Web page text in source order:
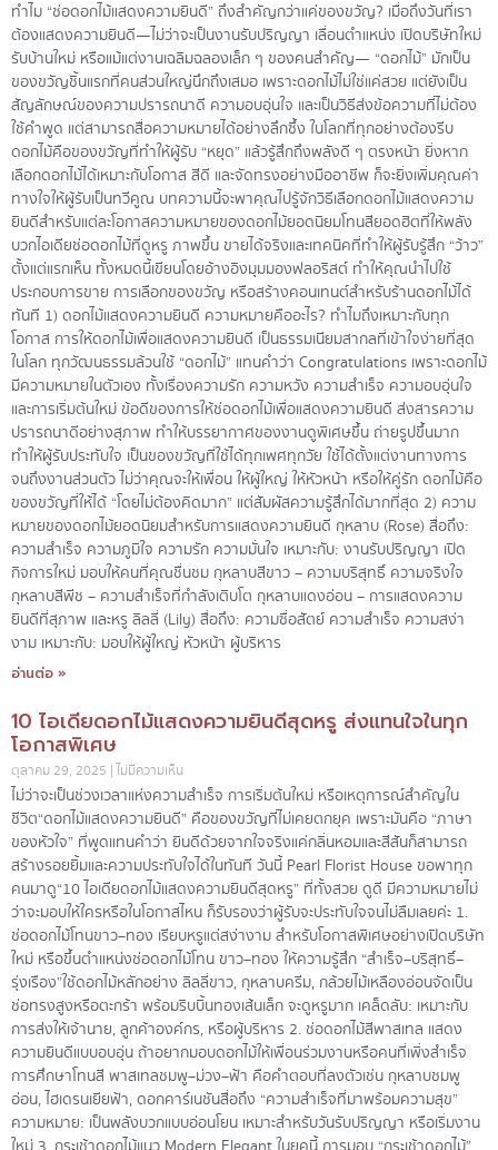
ทำไม “ช่อดอกไม้แสดงความยินดี” ถึงสำคัญกว่าแค่ของขวัญ? เมื่อถึงวันที่เรา
ต้องแสดงความยินดี—ไม่ว่าจะเป็นงานรับปริญญา เลื่อนตำแหน่ง เปิดบริษัทใหม่
รับบ้านใหม่ หรือแม้แต่งานเฉลิมฉลองเล็ก ๆ ของคนสำคัญ— “ดอกไม้” มักเป็น
ของขวัญชิ้นแรกที่คนส่วนใหญ่นึกถึงเสมอ เพราะดอกไม้ไม่ใช่แค่สวย แต่ยังเป็น
สัญลักษณ์ของความปรารถนาดี ความอบอุ่นใจ และเป็นวิธีส่งข้อความที่ไม่ต้อง
ใช้คำพูด แต่สามารถสื่อความหมายได้อย่างลึกซึ้ง ในโลกที่ทุกอย่างต้องรีบ
ดอกไม้คือของขวัญที่ทำให้ผู้รับ “หยุด” แล้วรู้สึกถึงพลังดี ๆ ตรงหน้า ยิ่งหาก
เลือกดอกไม้ได้เหมาะกับโอกาส สีดี และจัดทรงอย่างมืออาชีพ ก็จะยิ่งเพิ่มคุณค่า
ทางใจให้ผู้รับเป็นทวีคูณ บทความนี้จะพาคุณไปรู้จักวิธีเลือกดอกไม้แสดงความ
ยินดีสำหรับแต่ละโอกาสความหมายของดอกไม้ยอดนิยมโทนสียอดฮิตที่ให้พลัง
บวกไอเดียช่อดอกไม้ที่ดูหรู ภาพขึ้น ขายได้จริงและเทคนิคที่ทำให้ผู้รับรู้สึก “ว้าว”
ตั้งแต่แรกเห็น ทั้งหมดนี้เขียนโดยอ้างอิงมุมมองฟลอริสต์ ทำให้คุณนำไปใช้
ประกอบการขาย การเลือกของขวัญ หรือสร้างคอนเทนต์สำหรับร้านดอกไม้ได้
ทันที 1) ดอกไม้แสดงความยินดี ความหมายคืออะไร? ทำไมถึงเหมาะกับทุก
โอกาส การให้ดอกไม้เพื่อแสดงความยินดี เป็นธรรมเนียมสากลที่เข้าใจง่ายที่สุด
ในโลก ทุกวัฒนธรรมล้วนใช้ “ดอกไม้” แทนคำว่า Congratulations เพราะดอกไม้
มีความหมายในตัวเอง ทั้งเรื่องความรัก ความหวัง ความสำเร็จ ความอบอุ่นใจ
และการเริ่มต้นใหม่ ข้อดีของการให้ช่อดอกไม้เพื่อแสดงความยินดี ส่งสารความ
ปรารถนาดีอย่างสุภาพ ทำให้บรรยากาศของงานดูพิเศษขึ้น ถ่ายรูปขึ้นมาก
ทำให้ผู้รับประทับใจ เป็นของขวัญที่ใช้ได้ทุกเพศทุกวัย ใช้ได้ตั้งแต่งานทางการ
จนถึงงานส่วนตัว ไม่ว่าคุณจะให้เพื่อน ให้ผู้ใหญ่ ให้หัวหน้า หรือให้คู่รัก ดอกไม้คือ
ของขวัญที่ให้ได้ “โดยไม่ต้องคิดมาก” แต่สัมผัสความรู้สึกได้มากที่สุด 2) ความ
หมายของดอกไม้ยอดนิยมสำหรับการแสดงความยินดี กุหลาบ (Rose) สื่อถึง:
ความสำเร็จ ความภูมิใจ ความรัก ความมั่นใจ เหมาะกับ: งานรับปริญญา เปิด
กิจการใหม่ มอบให้คนที่คุณชื่นชม กุหลาบสีขาว – ความบริสุทธิ์ ความจริงใจ
กุหลาบสีพีช – ความสำเร็จที่กำลังเติบโต กุหลาบแดงอ่อน – การแสดงความ
ยินดีที่สุภาพ และหรู ลิลลี่ (Lily) สื่อถึง: ความซื่อสัตย์ ความสำเร็จ ความสง่า
งาม เหมาะกับ: มอบให้ผู้ใหญ่ หัวหน้า ผู้บริหาร
อ่านต่อ »
10 ไอเดียดอกไม้แสดงความยินดีสุดหรู ส่งแทนใจในทุก
โอกาสพิเศษ
ตุลาคม 29, 2025 ไม่มีความเห็น
ไม่ว่าจะเป็นช่วงเวลาแห่งความสำเร็จ การเริ่มต้นใหม่ หรือเหตุการณ์สำคัญใน
ชีวิต“ดอกไม้แสดงความยินดี” คือของขวัญที่ไม่เคยตกยุค เพราะมันคือ “ภาษา
ของหัวใจ” ที่พูดแทนคำว่า ยินดีด้วยจากใจจริงแค่กลิ่นหอมและสีสันก็สามารถ
สร้างรอยยิ้มและความประทับใจได้ในทันที วันนี้ Pearl Florist House ขอพาทุก
คนมาดู“10 ไอเดียดอกไม้แสดงความยินดีสุดหรู” ที่ทั้งสวย ดูดี มีความหมายไม่
ว่าจะมอบให้ใครหรือในโอกาสไหน ก็รับรองว่าผู้รับจะประทับใจจนไม่ลืมเลยค่ะ 1.
ช่อดอกไม้โทนขาว–ทอง เรียบหรูแต่สง่างาม สำหรับโอกาสพิเศษอย่างเปิดบริษัท
ใหม่ หรือขึ้นตำแหน่งช่อดอกไม้โทน ขาว–ทอง ให้ความรู้สึก “สำเร็จ–บริสุทธิ์–
รุ่งเรือง”ใช้ดอกไม้หลักอย่าง ลิลลี่ขาว, กุหลาบครีม, กล้วยไม้เหลืองอ่อนจัดเป็น
ช่อทรงสูงหรือตะกร้า พร้อมริบบิ้นทองเส้นเล็ก จะดูหรูมาก เคล็ดลับ: เหมาะกับ
การส่งให้เจ้านาย, ลูกค้าองค์กร, หรือผู้บริหาร 2. ช่อดอกไม้สีพาสเทล แสดง
ความยินดีแบบอบอุ่น ถ้าอยากมอบดอกไม้ให้เพื่อนร่วมงานหรือคนที่เพิ่งสำเร็จ
การศึกษาโทนสี พาสเทลชมพู–ม่วง–ฟ้า คือคำตอบที่ลงตัวเช่น กุหลาบชมพู
อ่อน, ไฮเดรนเยียฟ้า, ดอกคาร์เนชันสื่อถึง “ความสำเร็จที่มาพร้อมความสุข”
ความหมาย: เป็นพลังบวกแบบอ่อนโยน เหมาะสำหรับวันรับปริญญา หรือเริ่มงาน